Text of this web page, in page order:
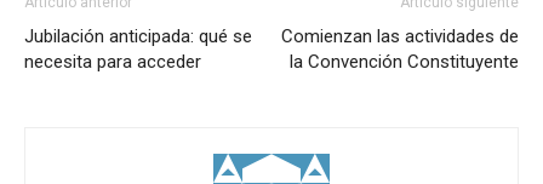
Jubilación anticipada: qué se
necesita para acceder
Comienzan las actividades de
la Convención Constituyente